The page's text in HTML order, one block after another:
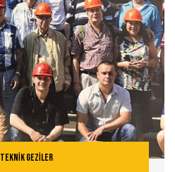
TEKNİK GEZİLER